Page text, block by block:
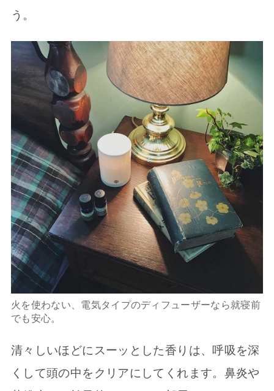
う。
火を使わない、電気タイプのディフューザーなら就寝前
でも安心。
清々しいほどにスーッとした香りは、呼吸を深
くして頭の中をクリアにしてくれます。鼻炎や